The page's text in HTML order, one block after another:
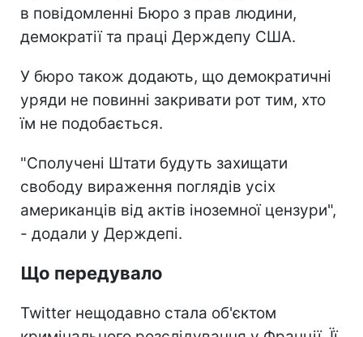
в повідомленні Бюро з прав людини,
демократії та праці Держдепу США.
У бюро також додають, що демократичні
уряди не повинні закривати рот тим, хто
їм не подобається.
"Сполучені Штати будуть захищати
свободу вираження поглядів усіх
американців від актів іноземної цензури",
- додали у Держдепі.
Що передувало
Twitter нещодавно стала об'єктом